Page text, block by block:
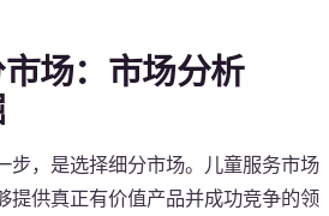
场：市场分析
步，是选择细分市场。儿童服务市场
提供真正有价值产品并成功竞争的领